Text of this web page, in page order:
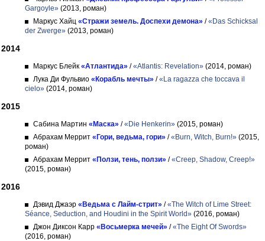
Gargoyle» (2013, роман)
Маркус Хайц «Стражи земель. Доспехи демона» /«Das Schicksal
der Zwerge» (2013, роман)
2014
Маркус Блейк «Атлантида» /«Atlantis: Revelation» (2014, роман)
Лука Ди Фульвио «Корабль мечты» /«La ragazza che toccava il
cielo» (2014, роман)
2015
Сабина Мартин «Маска» /«Die Henkerin» (2015, роман)
Абрахам Меррит «Гори, ведьма, гори» /«Burn, Witch, Burn!» (2015,
роман)
Абрахам Меррит «Ползи, тень, ползи» /«Creep, Shadow, Creep!»
(2015, роман)
2016
Дэвид Джаэр «Ведьма с Лайм-стрит» /«The Witch of Lime Street:
Séance, Seduction, and Houdini in the Spirit World» (2016, роман)
Джон Диксон Карр «Восьмерка мечей» /«The Eight Of Swords»
(2016, роман)